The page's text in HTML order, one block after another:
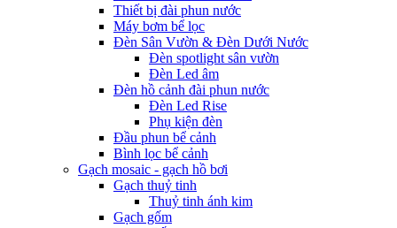
Thiết bị đài phun nước
Máy bơm bể lọc
Đèn Sân Vườn & Đèn Dưới Nước
Đèn spotlight sân vườn
Đèn Led âm
Đèn hồ cảnh đài phun nước
Đèn Led Rise
Phụ kiện đèn
Đầu phun bể cảnh
Bình lọc bể cảnh
Gạch mosaic - gạch hồ bơi
Gạch thuỷ tinh
Thuỷ tinh ánh kim
Gạch gốm